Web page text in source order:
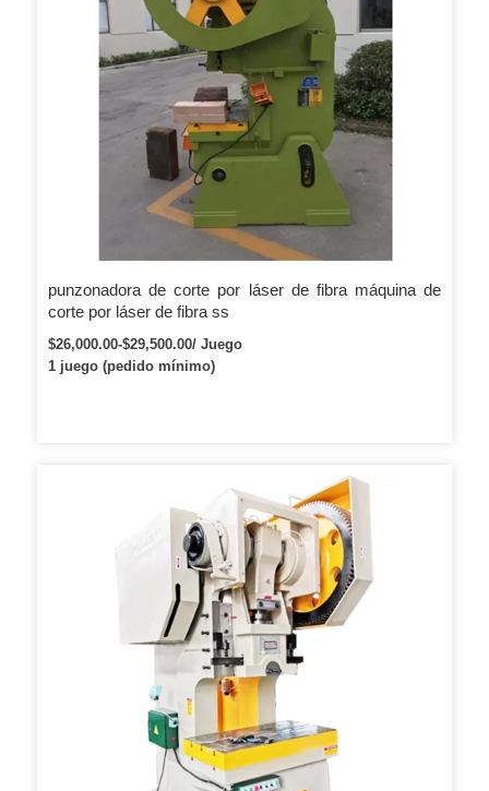
punzonadora de corte por láser de fibra máquina de
corte por láser de fibra ss
$26,000.00-$29,500.00/ Juego
1 juego (pedido mínimo)